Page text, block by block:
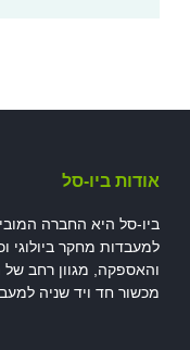
אודות ביו-סל
ביו-סל היא החברה
למעבדות מחקר ביולוגי
והאספקה, מגוון רחב של
מכשור חד ויד שניה